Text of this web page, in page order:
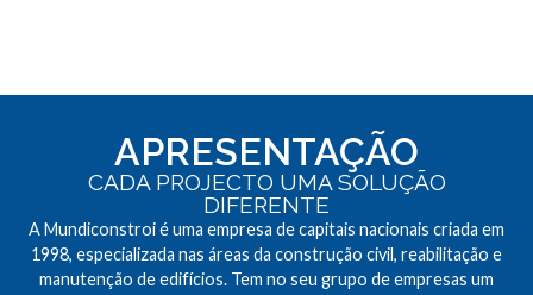
APRESENTAÇÃO
CADA PROJECTO UMA SOLUÇÃO
DIFERENTE
A Mundiconstroi é uma empresa de capitais nacionais criada em
1998, especializada nas áreas da construção civil, reabilitação e
manutenção de edifícios. Tem no seu grupo de empresas um